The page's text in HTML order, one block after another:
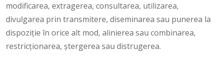
modificarea, extragerea, consultarea, utilizarea,
divulgarea prin transmitere, diseminarea sau punerea la
dispoziție în orice alt mod, alinierea sau combinarea,
restricționarea, ștergerea sau distrugerea.